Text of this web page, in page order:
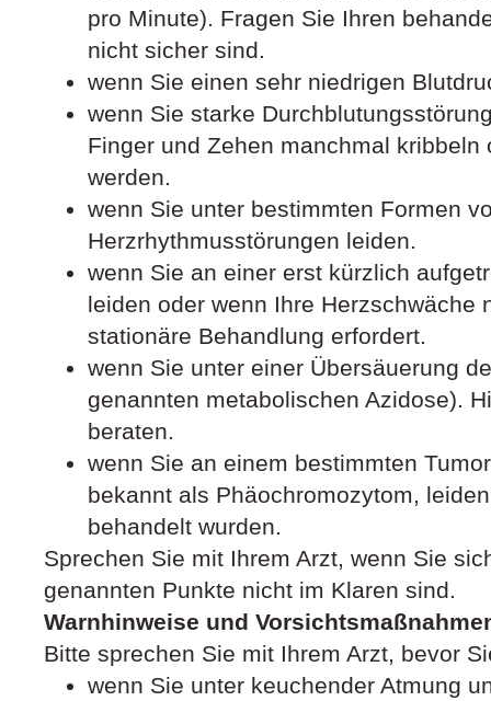
pro Minute). Fragen Sie Ihren
nicht sicher sind.
wenn Sie einen sehr niedrigen
wenn Sie starke
Finger und Zehen manchmal kribbeln
werden.
wenn Sie unter bestimmten Formen
Herzrhythmusstörungen leiden.
wenn Sie an einer erst kürzlich
leiden oder wenn Ihre Herzschwäche
stationäre Behandlung erfordert.
wenn Sie unter einer Übersäuerung
genannten metabolischen Azidose).
beraten.
wenn Sie an einem bestimmten
bekannt als Phäochromozytom,
behandelt wurden.
Sprechen Sie mit Ihrem Arzt, wenn Sie
genannten Punkte nicht im Klaren sind.
Warnhinweise und
Bitte sprechen Sie mit Ihrem Arzt, bevor
wenn Sie unter keuchender Atmung